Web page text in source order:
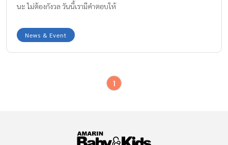
นะ ไม่ต้องกังวล วันนี้เรามีคำตอบให้
News & Event
1